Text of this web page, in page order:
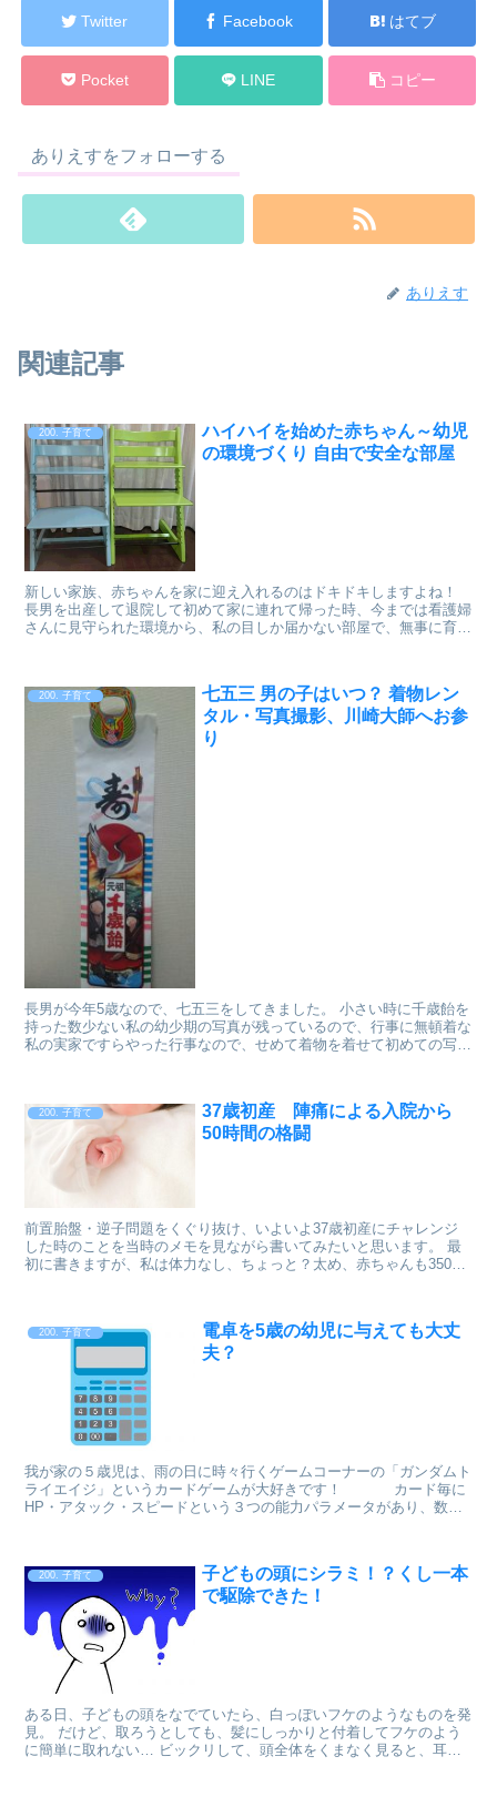
Twitter Facebook はてブ
Pocket LINE コピー
ありえすをフォローする
ありえす
関連記事
200. 子育て
ハイハイを始めた赤ちゃん～幼児
の環境づくり 自由で安全な部屋
新しい家族、赤ちゃんを家に迎え入れるのはドキドキしますよね！
長男を出産して退院して初めて家に連れて帰った時、今までは看護婦
さんに見守られた環境から、私の目しか届かない部屋で、無事に育て
200. 子育て
七五三 男の子はいつ？ 着物レン
タル・写真撮影、川崎大師へお参
り
長男が今年5歳なので、七五三をしてきました。 小さい時に千歳飴を
持った数少ない私の幼少期の写真が残っているので、行事に無頓着な
私の実家ですらやった行事なので、せめて着物を着せて初めての写真
200. 子育て
37歳初産 陣痛による入院から
50時間の格闘
前置胎盤・逆子問題をくぐり抜け、いよいよ37歳初産にチャレンジ
した時のことを当時のメモを見ながら書いてみたいと思います。 最
初に書きますが、私は体力なし、ちょっと？太め、赤ちゃんも3500g
200. 子育て
電卓を5歳の幼児に与えても大丈
夫？
我が家の５歳児は、雨の日に時々行くゲームコーナーの「ガンダムト
ライエイジ」というカードゲームが大好きです！ カード毎に
HP・アタック・スピードという３つの能力パラメータがあり、数字
200. 子育て
子どもの頭にシラミ！？くし一本
で駆除できた！
ある日、子どもの頭をなでていたら、白っぽいフケのようなものを発
見。 だけど、取ろうとしても、髪にしっかりと付着してフケのよう
に簡単に取れない… ビックリして、頭全体をくまなく見ると、耳の